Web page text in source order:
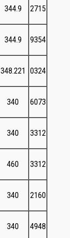
344.9 2715
344.9 9354
348.221 0324
340 6073
340 3312
460 3312
340 2160
340 4948